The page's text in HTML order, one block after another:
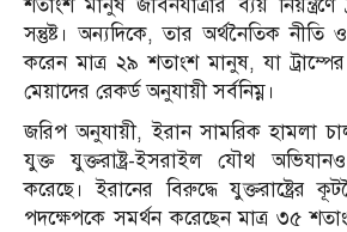
শতাংশ মানুষ জীবনযাত্রার ব্যয় নিয়ন্ত্রণে
সন্তুষ্ট। অন্যদিকে, তার অর্থনৈতিক নীতি
করেন মাত্র ২৯ শতাংশ মানুষ, যা
মেয়াদের রেকর্ড অনুযায়ী সর্বনিম্ন।
জরিপ অনুযায়ী, ইরান সামরিক হামলা
যুক্ত যুক্তরাষ্ট্র-ইসরাইল যৌথ
করেছে। ইরানের বিরুদ্ধে যুক্তরাষ্ট্রের
পদক্ষেপকে সমর্থন করেছেন মাত্র ৩৫